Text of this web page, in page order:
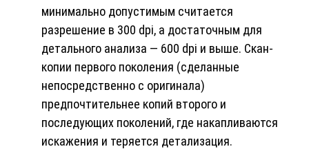
минимально допустимым считается
разрешение в 300 dpi, а достаточным для
детального анализа — 600 dpi и выше. Скан-
копии первого поколения (сделанные
непосредственно с оригинала)
предпочтительнее копий второго и
последующих поколений, где накапливаются
искажения и теряется детализация.